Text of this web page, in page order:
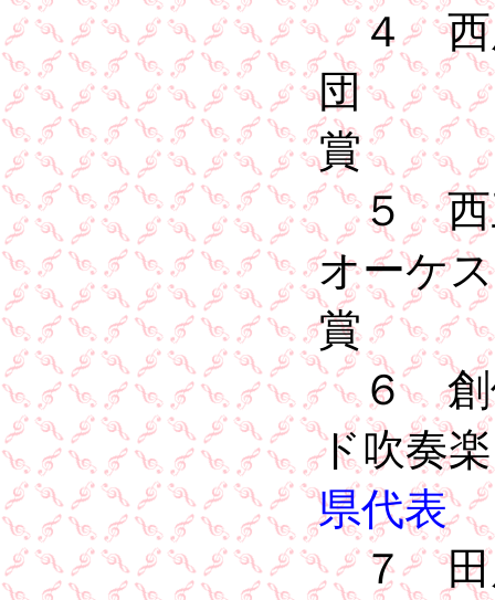
４ 西
賞
５ 西
オー
賞
６ 創
ド吹
県代表
７ 田